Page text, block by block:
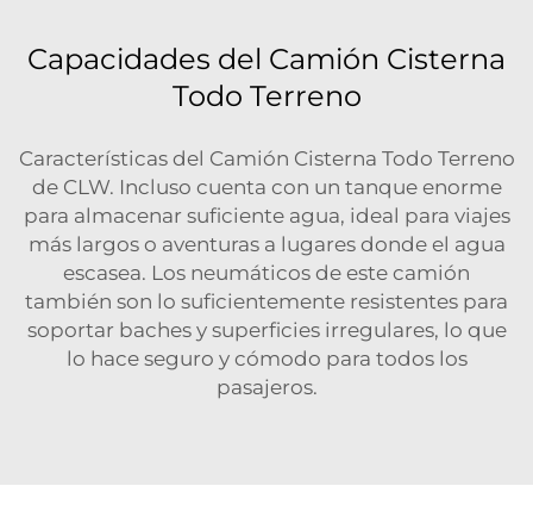
Capacidades del Camión Cisterna
Todo Terreno
Características del Camión Cisterna Todo Terreno
de CLW. Incluso cuenta con un tanque enorme
para almacenar suficiente agua, ideal para viajes
más largos o aventuras a lugares donde el agua
escasea. Los neumáticos de este camión
también son lo suficientemente resistentes para
soportar baches y superficies irregulares, lo que
lo hace seguro y cómodo para todos los
pasajeros.